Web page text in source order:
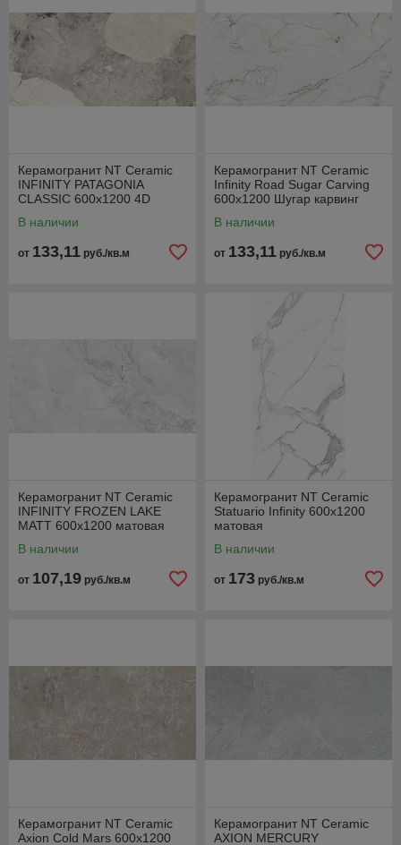
Керамогранит NT Ceramic
INFINITY PATAGONIA
CLASSIC 600x1200 4D
В наличии
от 133,11 руб./кв.м
Керамогранит NT Ceramic
Infinity Road Sugar Carving
600x1200 Шугар карвинг
В наличии
от 133,11 руб./кв.м
Керамогранит NT Ceramic
INFINITY FROZEN LAKE
MATT 600x1200 матовая
В наличии
от 107,19 руб./кв.м
Керамогранит NT Ceramic
Statuario Infinity 600x1200
матовая
В наличии
от 173 руб./кв.м
Керамогранит NT Ceramic
Axion Cold Mars 600x1200
Керамогранит NT Ceramic
AXION MERCURY